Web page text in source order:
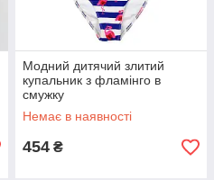
Модний дитячий злитий
купальник з фламінго в
смужку
Немає в наявності
454 ₴